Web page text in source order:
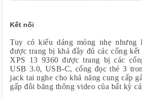
Kết nối
Tuy có kiểu dáng mỏng nhẹ nhưng
được trang bị khá đầy đủ các cổng
XPS 13 9360 được trang bị các
USB 3.0, USB-C, cổng đọc thẻ 3
jack tai nghe cho khả năng cung cấp
gấp đôi băng thông video của bất kỳ